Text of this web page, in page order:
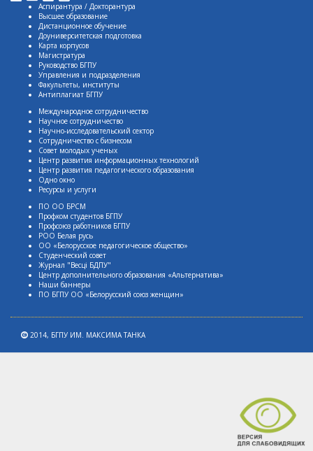
Аспирантура / Докторантура
Высшее образование
Дистанционное обучение
Доуниверситетская подготовка
Карта корпусов
Магистратура
Руководство БГПУ
Управления и подразделения
Факультеты, институты
Антиплагиат БГПУ
Международное сотрудничество
Научное сотрудничество
Научно-исследовательский сектор
Сотрудничество с бизнесом
Совет молодых ученых
Центр развития информационных технологий
Центр развития педагогического образования
Одно окно
Ресурсы и услуги
ПО ОО БРСМ
Профком студентов БГПУ
Профсоюз работников БГПУ
РОО Белая русь
ОО «Белорусское педагогическое общество»
Студенческий совет
Журнал "Весцi БДПУ"
Центр дополнительного образования «Альтернатива»
Наши баннеры
ПО БГПУ ОО «Белорусский союз женщин»
2014, БГПУ ИМ. МАКСИМА ТАНКА